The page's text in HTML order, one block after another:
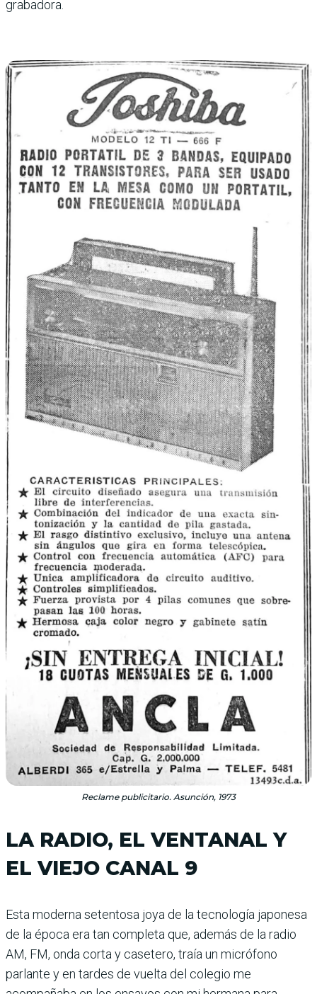
grabadora.
Reclame publicitario. Asunción, 1973
LA RADIO, EL VENTANAL Y
EL VIEJO CANAL 9
Esta moderna setentosa joya de la tecnología japonesa
de la época era tan completa que, además de la radio
AM, FM, onda corta y casetero, traía un micrófono
parlante y en tardes de vuelta del colegio me